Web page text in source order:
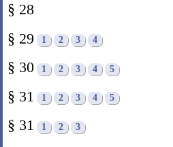
§ 28
§ 29
1 2 3 4
§ 30 1 2 3 4 5
§ 31 1 2 3 4 5
§ 31 1 2 3